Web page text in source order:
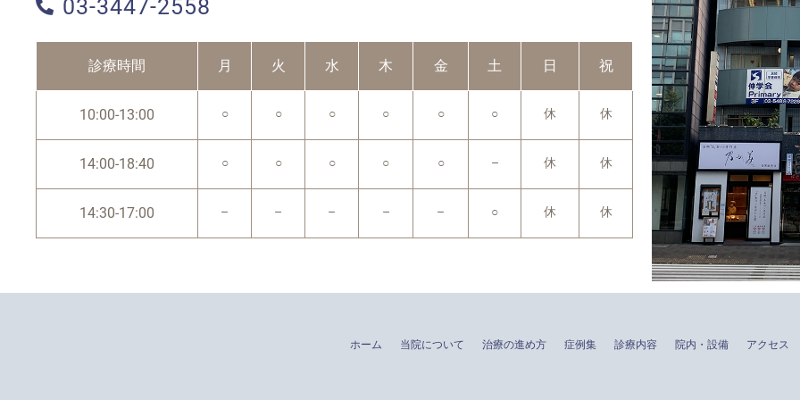
03-3447-2558
診療時間 月 火 水 木 金 土 日 祝
10:00-13:00 ○ ○ ○ ○ ○ ○ 休 休
14:00-18:40 ○ ○ ○ ○ ○ – 休 休
14:30-17:00 – – – – – ○ 休 休
ホーム 当院について 治療の進め方 症例集 診療内容 院内・設備 アクセス